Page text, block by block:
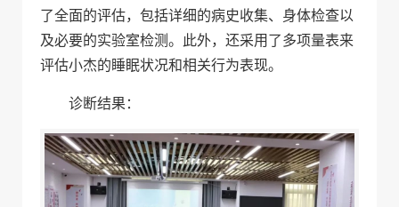
了全面的评估，包括详细的病史收集、身体检查以
及必要的实验室检测。此外，还采用了多项量表来
评估小杰的睡眠状况和相关行为表现。
诊断结果：